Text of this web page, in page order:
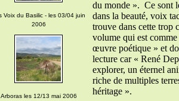
Voix du Basilic - les 03/04 juin
2006
Arboras les 12/13 mai 2006
du monde ». Ce sont
dans la beauté, voix
trouve dans cette trop
volume qui est comme
œuvre poétique » et
lecture car « René
explorer, un éternel
riche de multiples
héritage ».